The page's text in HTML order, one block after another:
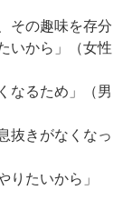
その趣味を存分
いから」（女性
なるため」（男
抜きがなくなっ
りたいから」